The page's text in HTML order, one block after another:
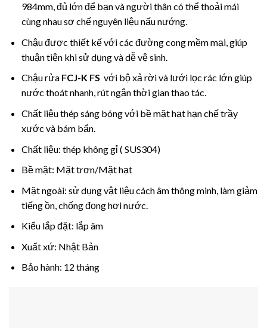
984mm, đủ lớn để bạn và người thân có thể thoải mái
cùng nhau sơ chế nguyên liệu nấu nướng.
Chậu được thiết kế với các đường cong mềm mại, giúp
thuận tiện khi sử dụng và dễ vệ sinh.
Chậu rửa FCJ-K FS với bộ xả rời và lưới lọc rác lớn giúp
nước thoát nhanh, rút ngắn thời gian thao tác.
Chất liệu thép sáng bóng với bề mặt hạt hạn chế trầy
xước và bám bẩn.
Chất liệu: thép không gỉ ( SUS304)
Bề mặt: Mặt trơn/Mặt hạt
Mặt ngoài: sử dụng vật liệu cách âm thông minh, làm giảm
tiếng ồn, chống đọng hơi nước.
Kiểu lắp đặt: lắp âm
Xuất xứ: Nhật Bản
Bảo hành: 12 tháng